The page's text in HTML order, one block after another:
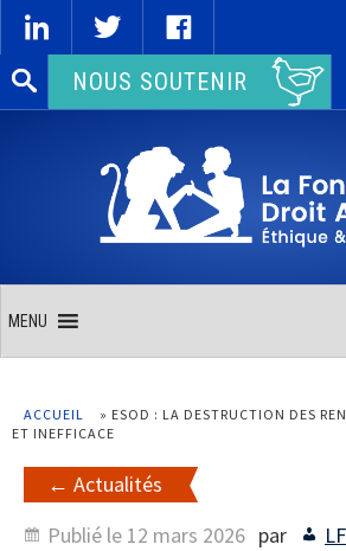
Rechercher :NOUS SOUTENIR
MENU
ACCUEIL » ESOD : LA DESTRUCTION DES
ET INEFFICACE
Actualités
Publié le 12 mars 2026 par